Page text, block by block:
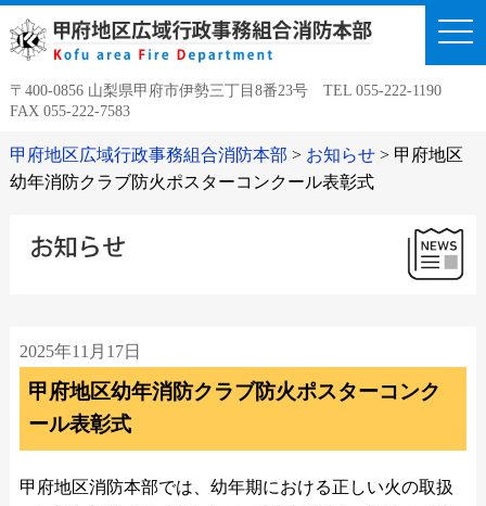
〒400-0856 山梨県甲府市伊勢三丁目8番23号 TEL 055-222-1190
FAX 055-222-7583
甲府地区広域行政事務組合消防本部 > お知らせ> 甲府地区
幼年消防クラブ防火ポスターコンクール表彰式
2025年11月17日
甲府地区幼年消防クラブ防火ポスターコンク
ール表彰式
甲府地区消防本部では、幼年期における正しい火の取扱